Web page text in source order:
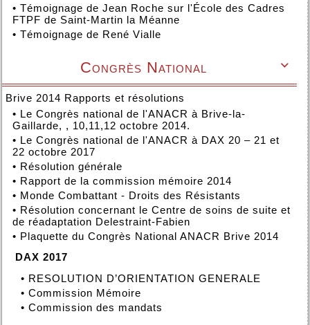
• Témoignage de Jean Roche sur l'École des Cadres
FTPF de Saint-Martin la Méanne
• Témoignage de René Vialle

Congrès National
Brive 2014 Rapports et résolutions
• Le Congrès national de l'ANACR à Brive-la-
Gaillarde, , 10,11,12 octobre 2014.
• Le Congrès national de l'ANACR à DAX 20 – 21 et
22 octobre 2017
• Résolution générale
• Rapport de la commission mémoire 2014
• Monde Combattant - Droits des Résistants
• Résolution concernant le Centre de soins de suite et
de réadaptation Delestraint-Fabien
• Plaquette du Congrès National ANACR Brive 2014
DAX 2017
• RESOLUTION D’ORIENTATION GENERALE
• Commission Mémoire
• Commission des mandats